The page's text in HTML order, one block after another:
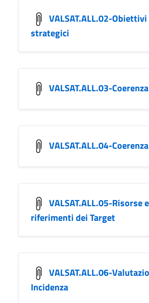
VALSAT.ALL.02-Obiettivi
strategici
VALSAT.ALL.03-
VALSAT.ALL.04-
VALSAT.ALL.05-Risorse e
riferimenti dei Target
VALSAT.ALL.06-
Incidenza